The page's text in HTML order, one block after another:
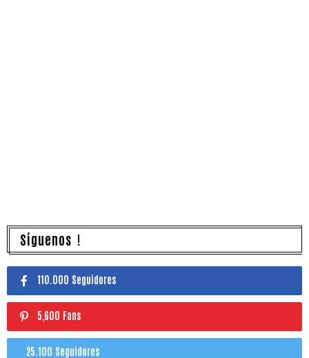
Síguenos !
110.000 Seguidores
5,600 Fans
25.100 Seguidores